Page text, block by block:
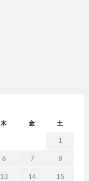
木 金 土
1
6 7 8
13 14 15